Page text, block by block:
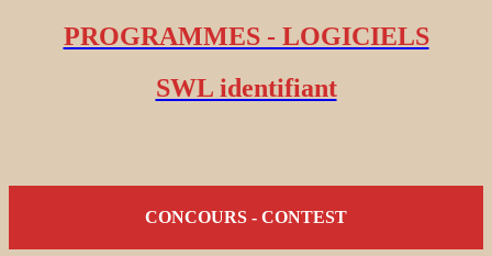
PROGRAMMES - LOGICIELS
SWL identifiant
CONCOURS - CONTEST